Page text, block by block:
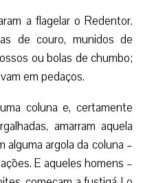
a flagelar o Redentor.
de couro, munidos de
ou bolas de chumbo;
em pedaços.
coluna e, certamente
amarram aquela
alguma argola da coluna –
E aqueles homens –